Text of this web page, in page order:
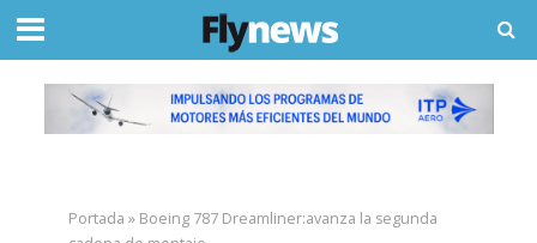
Portada » Boeing 787 Dreamliner:avanza la segunda